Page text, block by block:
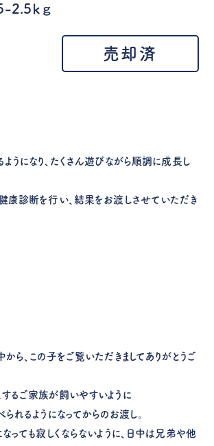
2.5ｋｇ
売却済
うになり、たくさん遊びながら順調に成長し
康診断を行い、結果をお渡しさせていただき
ら、この子をご覧いただきましてありがとうご
るご家族が飼いやすいように
れるようになってからのお渡し。
っても寂しくならないように、日中は兄弟や他